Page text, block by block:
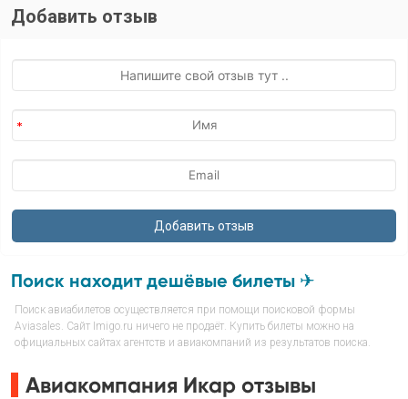
Добавить отзыв
Поиск находит дешёвые билеты ✈
Поиск авиабилетов осуществляется при помощи поисковой формы
Aviasales. Сайт Imigo.ru ничего не продаёт. Купить билеты можно на
официальных сайтах агентств и авиакомпаний из результатов поиска.
Авиакомпания Икар отзывы